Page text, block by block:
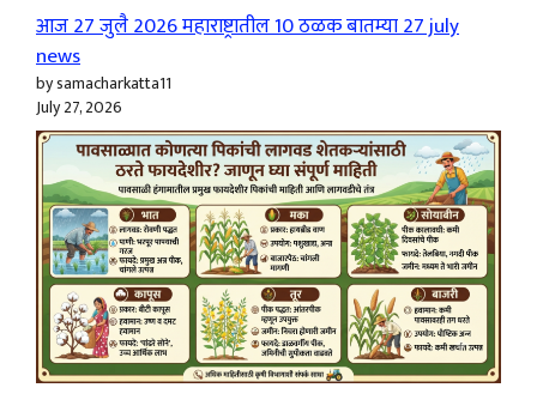
आज 27 जुलै 2026 महाराष्ट्रातील 10 ठळक बातम्या 27 july
news
by samacharkatta11
July 27, 2026